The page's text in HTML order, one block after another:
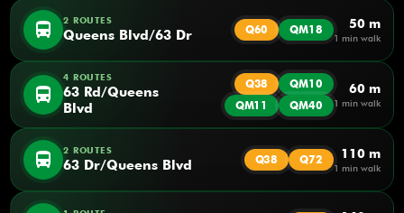
directions_bus 2 ROUTES
Queens Blvd/63 Dr Q60 QM18 50 m
1 min walk
directions_bus
4 ROUTES
63 Rd/Queens
Blvd
Q38
QM10
QM11
QM40
60 m
1 min walk
directions_bus 2 ROUTES
63 Dr/Queens Blvd Q38 Q72 110 m
1 min walk